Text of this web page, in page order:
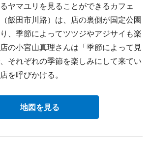
ヤマユリを見ることができるカフェ
飯田市川路）は、店の裏側が国定公園
、季節によってツツジやアジサイも楽
の小宮山真理さんは「季節によって見
それぞれの季節を楽しみにして来てい
を呼びかける。
地図を見る